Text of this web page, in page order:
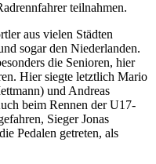
teilnahmen.
aus vielen Städten
sogar den Niederlanden.
die Senioren, hier
Hier siegte letztlich Mario
und Andreas
beim Rennen der U17-
Sieger Jonas
Pedalen getreten, als